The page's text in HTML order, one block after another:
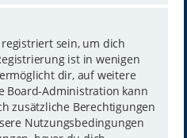
sein, um dich
ist in wenigen
dir, auf weitere
Board-Administration kann
zusätzliche Berechtigungen
Nutzungsbedingungen